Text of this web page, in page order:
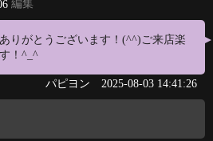
編集
りがとうございます！(⁠^⁠^⁠)ご来店楽
！^⁠_⁠^
パピヨン 2025-08-03 14:41:26